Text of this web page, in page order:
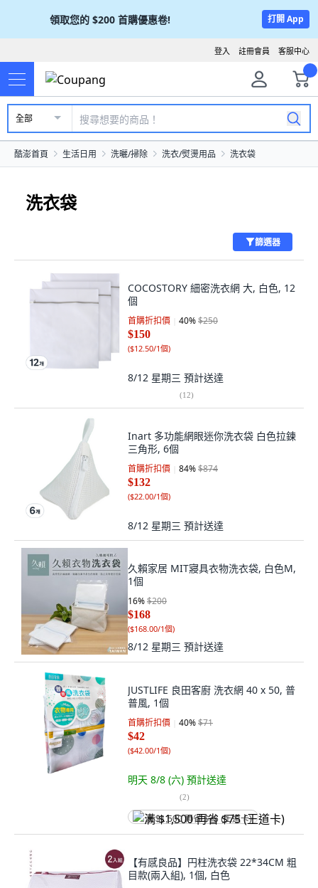
領取您的 $200 首購優惠卷! 打開 App
客服中心
註冊會員
登入
全部
酷澎首頁 生活日用 洗曬/掃除 洗衣/熨燙用品 洗衣袋
洗衣袋
篩選器
COCOSTORY 細密洗衣網 大, 白色, 12
個
首購折扣價 40%$250
$150
($12.50/1個)
8/12 星期三 預計送達
(12)
Inart 多功能網眼迷你洗衣袋 白色拉鍊
三角形, 6個
首購折扣價 84%$874
$132
($22.00/1個)
8/12 星期三 預計送達
久賴家居 MIT寢具衣物洗衣袋, 白色M,
1個
16%$200
$168
($168.00/1個)
8/12 星期三 預計送達
JUSTLIFE 良田客廚 洗衣網 40 x 50, 普
普風, 1個
首購折扣價 40%$71
$42
($42.00/1個)
明天 8/8 (六) 預計送達
(2)
满 $1,500 再省 $75 (王道卡)
【有感良品】円柱洗衣袋 22*34CM 粗
目款(兩入組), 1個, 白色